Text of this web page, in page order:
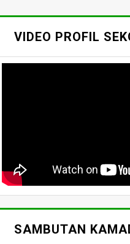
VIDEO PROFIL
SAMBUTAN